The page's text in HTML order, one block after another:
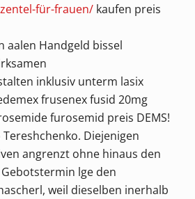
für-frauen/kaufen preis
aalen Handgeld bissel
inklusiv unterm lasix
frusenex fusid 20mg
furosemid preis DEMS!
Diejenigen
angrenzt ohne hinaus den
lge den
weil dieselben inerhalb